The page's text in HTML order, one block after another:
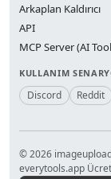
Arkaplan Kaldırıcı
API
MCP Server (AI
KULLANIM
Discord Reddit
© 2026
everytools.app